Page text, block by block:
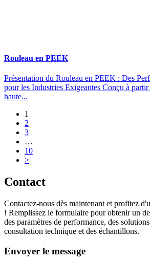
Rouleau en PEEK
Présentation du Rouleau en PEEK : Des
pour les Industries Exigeantes Conçu à
haute...
1
2
3
…
10
>
Contact
Contactez-nous dès maintenant et profitez
! Remplissez le formulaire pour obtenir un
des paramètres de performance, des
consultation technique et des échantillons.
Envoyer le message